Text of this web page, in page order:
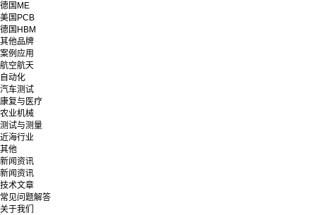
德国ME
美国PCB
德国HBM
其他品牌
案例应用
航空航天
自动化
汽车测试
康复与医疗
农业机械
测试与测量
近海行业
其他
新闻资讯
新闻资讯
技术文章
常见问题解答
关于我们